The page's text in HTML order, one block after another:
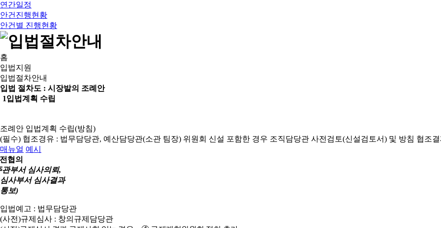
연간일정
안건진행현황
안건별 진행현황
홈
입법지원
입법절차안내
입법 절차도 : 시장발의 조례안
1입법계획 수립
조례안 입법계획 수립(방침)
(필수) 협조경유 : 법무담당관, 예산담당관(소관 팀장) 위원회 신설 포함한 경우 조직담당관 사전검토(신설검토서) 및 방침 협조
매뉴얼 예시
협의
관부서 심사의뢰,
심사부서 심사결과
통보)
입법예고 : 법무담당관
(사전)규제심사 : 창의규제담당관